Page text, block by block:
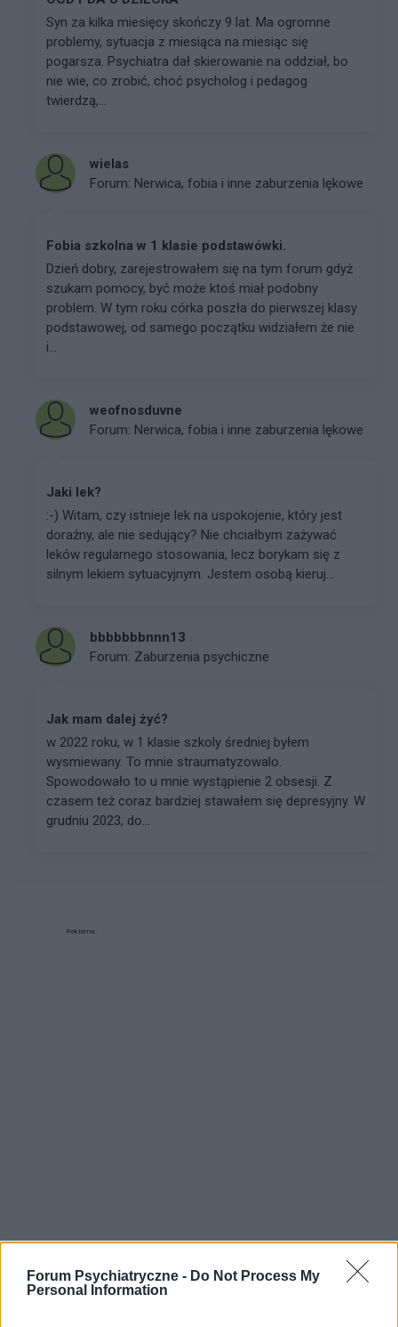
Forum Psychiatryczne - Do Not Process My
Personal Information
Syn za kilka miesięcy skończy 9 lat. Ma ogromne
problemy, sytuacja z miesiąca na miesiąc się
pogarsza. Psychiatra dał skierowanie na oddział, bo
nie wie, co zrobić, choć psycholog i pedagog
twierdzą,...
wielas
Forum: Nerwica, fobia i inne zaburzenia lękowe
Fobia szkolna w 1 klasie podstawówki.
Dzień dobry, zarejestrowałem się na tym forum gdyż
szukam pomocy, być może ktoś miał podobny
problem. W tym roku córka poszła do pierwszej klasy
podstawowej, od samego początku widziałem że nie
i...
weofnosduvne
Forum: Nerwica, fobia i inne zaburzenia lękowe
Jaki lek?
:-) Witam, czy istnieje lek na uspokojenie, który jest
doraźny, ale nie sedujący? Nie chciałbym zażywać
leków regularnego stosowania, lecz borykam się z
silnym lekiem sytuacyjnym. Jestem osobą kieruj...
bbbbbbbnnn13
Forum: Zaburzenia psychiczne
Jak mam dalej żyć?
w 2022 roku, w 1 klasie szkoly średniej byłem
wysmiewany. To mnie straumatyzowalo.
Spowodowało to u mnie wystąpienie 2 obsesji. Z
czasem też coraz bardziej stawałem się depresyjny. W
grudniu 2023, do...
Reklama: